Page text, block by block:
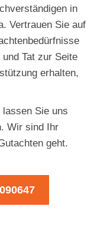
in
Vertrauen Sie auf
Tat zur Seite
erhalten,
Sie uns
Wir sind Ihr
geht.